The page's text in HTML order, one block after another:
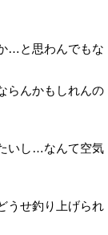
…と思わんでもな
らんかもしれんの
いし…なんて空気
うせ釣り上げられ